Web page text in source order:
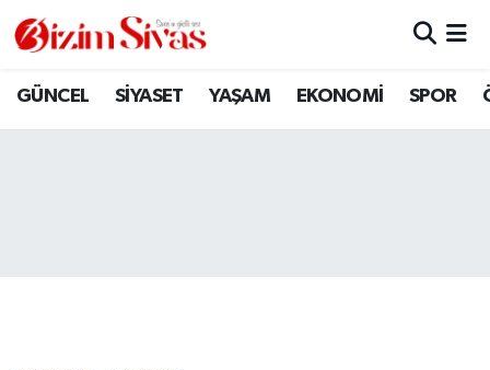
GÜNCEL SİYASET YAŞAM EKONOMİ SPOR
ARAMIZDAN AYRILANLAR
Sivas Nöbetçi Eczaneler